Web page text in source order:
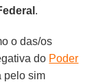
.
o das/os
do Poder
pelo sim